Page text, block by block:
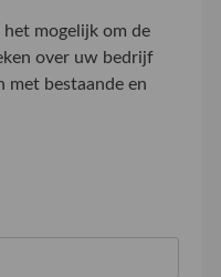
mogelijk om de
over uw bedrijf
met bestaande en